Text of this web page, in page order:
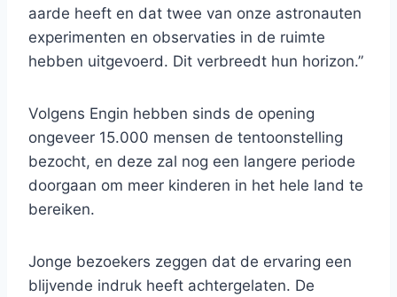
aarde heeft en dat twee van onze astronauten
experimenten en observaties in de ruimte
hebben uitgevoerd. Dit verbreedt hun horizon.”
Volgens Engin hebben sinds de opening
ongeveer 15.000 mensen de tentoonstelling
bezocht, en deze zal nog een langere periode
doorgaan om meer kinderen in het hele land te
bereiken.
Jonge bezoekers zeggen dat de ervaring een
blijvende indruk heeft achtergelaten. De